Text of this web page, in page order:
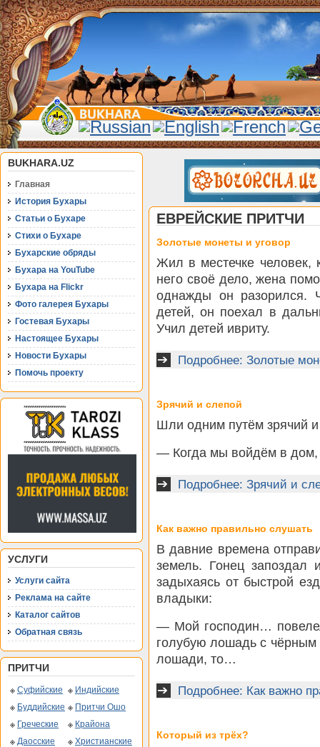
BUKHARA.UZ
Главная
История Бухары
Статьи о Бухаре
Стихи о Бухаре
Бухарские обряды
Бухара на YouTube
Бухара на Flickr
Фото галерея Бухары
Гостевая Бухары
Настоящее Бухары
Новости Бухары
Помочь проекту
УСЛУГИ
Услуги сайта
Реклама на сайте
Каталог сайтов
Обратная связь
ПРИТЧИ
Суфийские
Индийские
Буддийские
Притчи Ошо
Греческие
Крайона
Даосские
Христианские
ЕВРЕЙСКИЕ ПРИТЧИ
Золотые монеты и уговор
Жил в местечке человек,
него своё дело, жена
однажды он разорился.
детей, он поехал в
Учил детей ивриту.
Подробнее: Золотые
Зрячий и слепой
Шли одним путём зрячий
— Когда мы войдём в дом,
Подробнее: Зрячий и
Как важно правильно слушать
В давние времена
земель. Гонец
задыхаясь от быстрой
владыки:
— Мой господин…
голубую лошадь с
лошади, то…
Подробнее: Как важно
Который из трёх?